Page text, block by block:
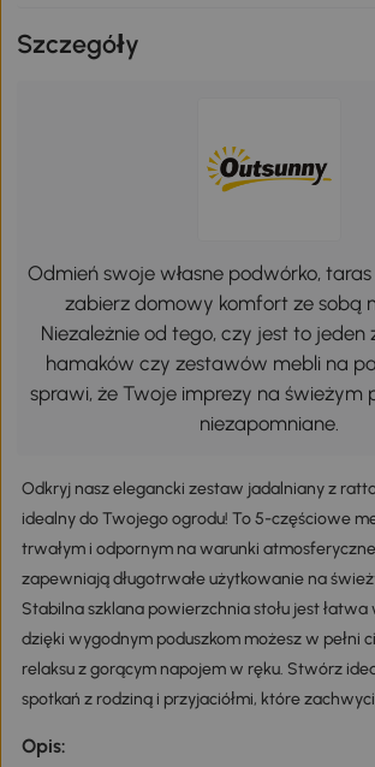
Szczegóły
Odmień swoje własne podwórko,
zabierz domowy komfort ze sobą
Niezależnie od tego, czy jest to jeden
hamaków czy zestawów mebli na
sprawi, że Twoje imprezy na świeżym
niezapomniane.
Odkryj nasz elegancki zestaw jadalniany z
idealny do Twojego ogrodu! To 5-częściowe
trwałym i odpornym na warunki
zapewniają długotrwałe użytkowanie na
Stabilna szklana powierzchnia stołu jest łatwa
dzięki wygodnym poduszkom możesz w pełni
relaksu z gorącym napojem w ręku. Stwórz
spotkań z rodziną i przyjaciółmi, które
Opis: